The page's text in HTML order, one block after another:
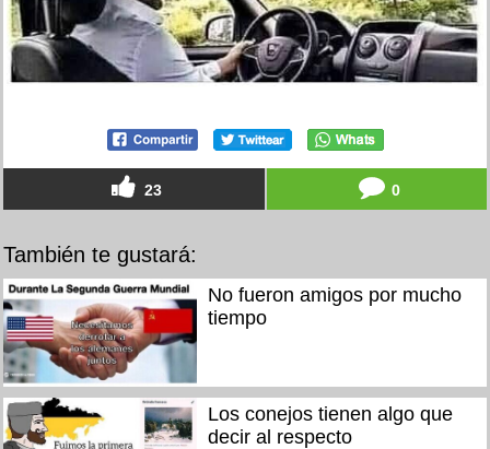
23 0
También te gustará:
No fueron amigos por mucho
tiempo
Los conejos tienen algo que
decir al respecto